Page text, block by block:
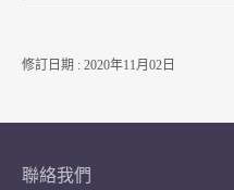
修訂日期 : 2020年11月02日
聯絡我們